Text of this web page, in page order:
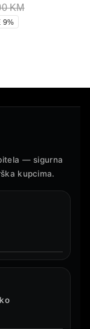
KM
9%
— sigurna
kupcima.